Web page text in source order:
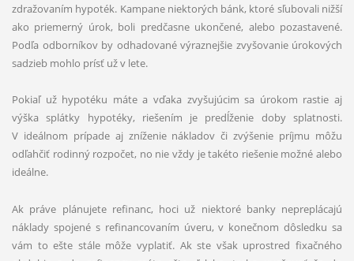
zdražovaním hypoték. Kampane niektorých bánk, ktoré sľubovali nižší
ako priemerný úrok, boli predčasne ukončené, alebo pozastavené.
Podľa odborníkov by odhadované výraznejšie zvyšovanie úrokových
sadzieb mohlo prísť už v lete.
Pokiaľ už hypotéku máte a vďaka zvyšujúcim sa úrokom rastie aj
výška splátky hypotéky, riešením je predĺženie doby splatnosti.
V ideálnom prípade aj zníženie nákladov či zvýšenie príjmu môžu
odľahčiť rodinný rozpočet, no nie vždy je takéto riešenie možné alebo
ideálne.
Ak práve plánujete refinanc, hoci už niektoré banky nepreplácajú
náklady spojené s refinancovaním úveru, v konečnom dôsledku sa
vám to ešte stále môže vyplatiť. Ak ste však uprostred fixačného